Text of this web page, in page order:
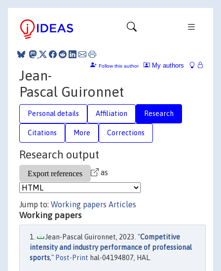
My authors
Follow this author
Jean-
Pascal Guironnet
Personal details Affiliation Research
Citations More Corrections
Research output
as
Jump to: Working papers Articles
Working papers
Jean-Pascal Guironnet, 2023. "Competitive
intensity and industry performance of professional
sports," Post-Print hal-04194807, HAL.